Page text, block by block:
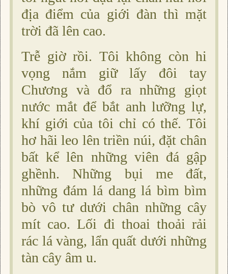
địa điểm của giới đàn thì mặt
trời đã lên cao.
Trễ giờ rồi. Tôi không còn hi
vọng nắm giữ lấy đôi tay
Chương và đổ ra những giọt
nước mắt để bắt anh lưỡng lự,
khí giới của tôi chỉ có thế. Tôi
hơ hãi leo lên triền núi, đặt chân
bất kể lên những viên đá gập
ghềnh. Những bụi me đất,
những đám lá dang lá bìm bìm
bò vô tư dưới chân những cây
mít cao. Lối đi thoai thoải rải
rác lá vàng, lẩn quất dưới những
tàn cây âm u.